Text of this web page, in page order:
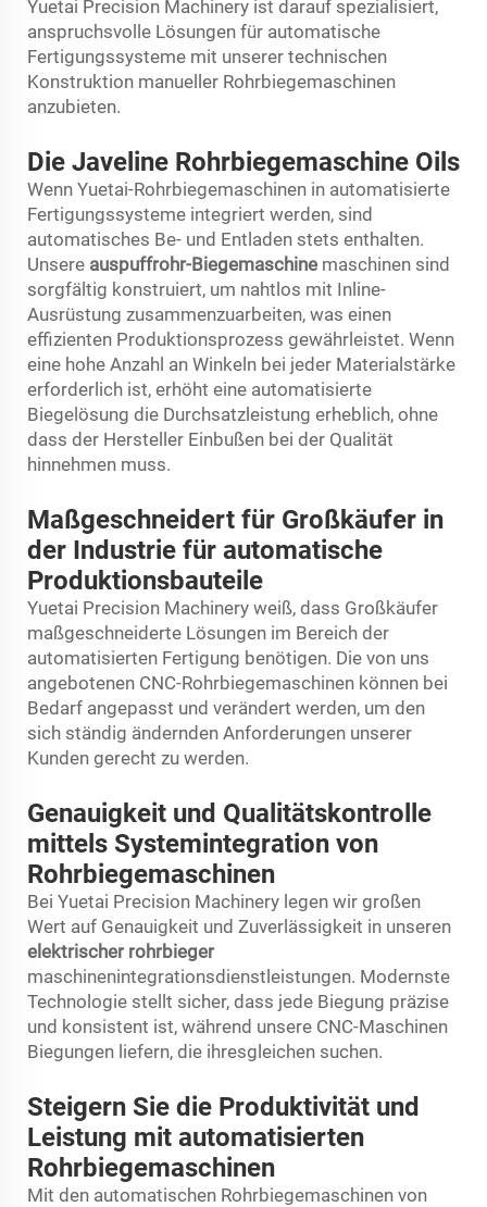
Yuetai Precision Machinery ist darauf spezialisiert,
anspruchsvolle Lösungen für automatische
Fertigungssysteme mit unserer technischen
Konstruktion manueller Rohrbiegemaschinen
anzubieten.
Die Javeline Rohrbiegemaschine Oils
Wenn Yuetai-Rohrbiegemaschinen in automatisierte
Fertigungssysteme integriert werden, sind
automatisches Be- und Entladen stets enthalten.
Unsere auspuffrohr-Biegemaschine maschinen sind
sorgfältig konstruiert, um nahtlos mit Inline-
Ausrüstung zusammenzuarbeiten, was einen
effizienten Produktionsprozess gewährleistet. Wenn
eine hohe Anzahl an Winkeln bei jeder Materialstärke
erforderlich ist, erhöht eine automatisierte
Biegelösung die Durchsatzleistung erheblich, ohne
dass der Hersteller Einbußen bei der Qualität
hinnehmen muss.
Maßgeschneidert für Großkäufer in
der Industrie für automatische
Produktionsbauteile
Yuetai Precision Machinery weiß, dass Großkäufer
maßgeschneiderte Lösungen im Bereich der
automatisierten Fertigung benötigen. Die von uns
angebotenen CNC-Rohrbiegemaschinen können bei
Bedarf angepasst und verändert werden, um den
sich ständig ändernden Anforderungen unserer
Kunden gerecht zu werden.
Genauigkeit und Qualitätskontrolle
mittels Systemintegration von
Rohrbiegemaschinen
Bei Yuetai Precision Machinery legen wir großen
Wert auf Genauigkeit und Zuverlässigkeit in unseren
elektrischer rohrbieger
maschinenintegrationsdienstleistungen. Modernste
Technologie stellt sicher, dass jede Biegung präzise
und konsistent ist, während unsere CNC-Maschinen
Biegungen liefern, die ihresgleichen suchen.
Steigern Sie die Produktivität und
Leistung mit automatisierten
Rohrbiegemaschinen
Mit den automatischen Rohrbiegemaschinen von